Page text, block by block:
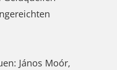
János Moór,